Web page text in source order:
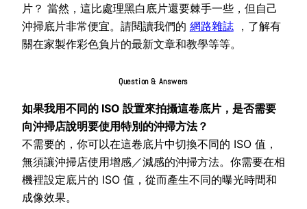
片？ 當然，這比處理黑白底片還要棘手一些，但自己
沖掃底片非常便宜。請閱讀我們的 網路雜誌，了解有
關在家製作彩色負片的最新文章和教學等等。
Question & Answers
如果我用不同的 ISO 設置來拍攝這卷底片，是否需要
向沖掃店說明要使用特別的沖掃方法？
不需要的，你可以在這卷底片中切換不同的 ISO 值，
無須讓沖掃店使用增感／減感的沖掃方法。你需要在相
機裡設定底片的 ISO 值，從而產生不同的曝光時間和
成像效果。